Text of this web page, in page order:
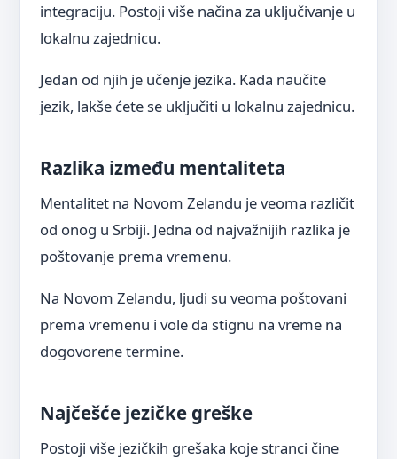
integraciju. Postoji više načina za uključivanje u
lokalnu zajednicu.
Jedan od njih je učenje jezika. Kada naučite
jezik, lakše ćete se uključiti u lokalnu zajednicu.
Razlika između mentaliteta
Mentalitet na Novom Zelandu je veoma različit
od onog u Srbiji. Jedna od najvažnijih razlika je
poštovanje prema vremenu.
Na Novom Zelandu, ljudi su veoma poštovani
prema vremenu i vole da stignu na vreme na
dogovorene termine.
Najčešće jezičke greške
Postoji više jezičkih grešaka koje stranci čine